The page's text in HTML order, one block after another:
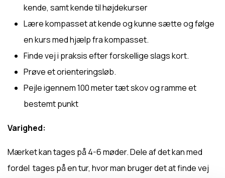
kende, samt kende til højdekurser
Lære kompasset at kende og kunne sætte og følge
en kurs med hjælp fra kompasset.
Finde vej i praksis efter forskellige slags kort.
Prøve et orienteringsløb.
Pejle igennem 100 meter tæt skov og ramme et
bestemt punkt
Varighed:
Mærket kan tages på 4-6 møder. Dele af det kan med
fordel tages på en tur, hvor man bruger det at finde vej